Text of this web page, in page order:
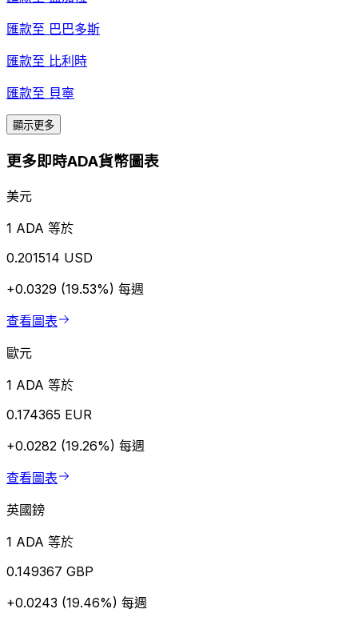
匯款至 巴巴多斯
匯款至 比利時
匯款至 貝寧
顯示更多
更多即時ADA貨幣圖表
美元
1 ADA 等於
0.201514 USD
+0.0329 (19.53%) 每週
查看圖表
歐元
1 ADA 等於
0.174365 EUR
+0.0282 (19.26%) 每週
查看圖表
英國鎊
1 ADA 等於
0.149367 GBP
+0.0243 (19.46%) 每週